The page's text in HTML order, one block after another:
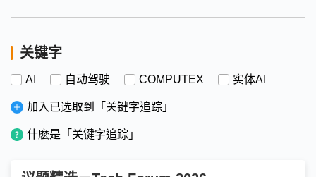
关键字
AI 自动驾驶 COMPUTEX 实体AI
加入已选取到「关键字追踪」
什麽是「关键字追踪」